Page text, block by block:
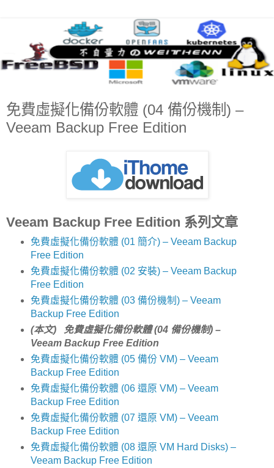
免費虛擬化備份軟體 (04 備份機制) –
Veeam Backup Free Edition
Veeam Backup Free Edition 系列文章
免費虛擬化備份軟體 (01 簡介) – Veeam Backup
Free Edition
免費虛擬化備份軟體 (02 安裝) – Veeam Backup
Free Edition
免費虛擬化備份軟體 (03 備份機制) – Veeam
Backup Free Edition
(本文) 免費虛擬化備份軟體 (04 備份機制) –
Veeam Backup Free Edition
免費虛擬化備份軟體 (05 備份 VM) – Veeam
Backup Free Edition
免費虛擬化備份軟體 (06 還原 VM) – Veeam
Backup Free Edition
免費虛擬化備份軟體 (07 還原 VM) – Veeam
Backup Free Edition
免費虛擬化備份軟體 (08 還原 VM Hard Disks) –
Veeam Backup Free Edition